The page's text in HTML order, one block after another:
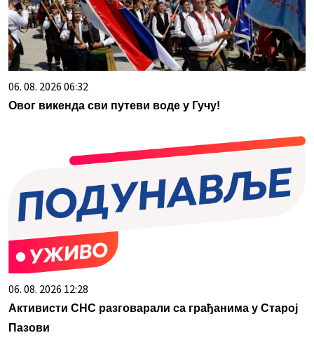
06. 08. 2026 06:32
Овог викенда сви путеви воде у Гучу!
06. 08. 2026 12:28
Активисти СНС разговарали са грађанима у Старој
Пазови